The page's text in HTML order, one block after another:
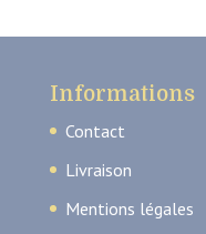
Informations
Contact
Livraison
Mentions légales